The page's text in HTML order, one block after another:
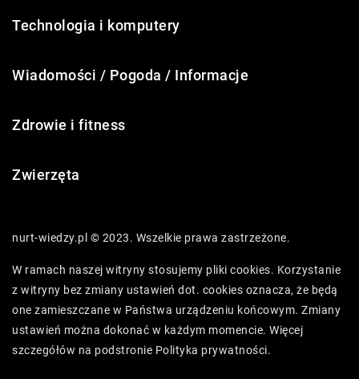
Technologia i komputery
Wiadomości / Pogoda / Informacje
Zdrowie i fitness
Zwierzęta
nurt-wiedzy.pl © 2023. Wszelkie prawa zastrzeżone.
W ramach naszej witryny stosujemy pliki cookies. Korzystanie
z witryny bez zmiany ustawień dot. cookies oznacza, że będą
one zamieszczane w Państwa urządzeniu końcowym. Zmiany
ustawień można dokonać w każdym momencie. Więcej
szczegółów na podstronie Polityka prywatności.